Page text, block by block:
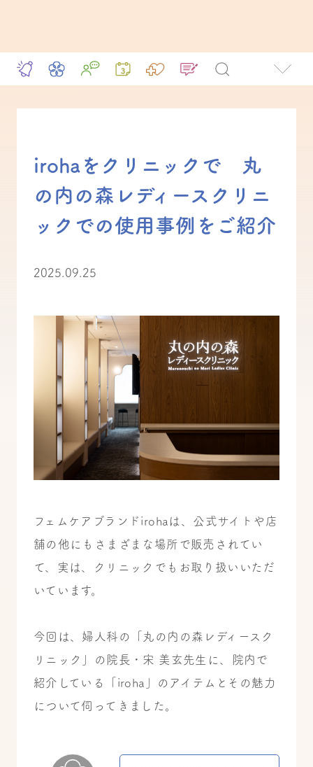
irohaをクリニックで 丸
の内の森レディースクリニ
ックでの使用事例をご紹介
2025.09.25
フェムケアブランドirohaは、公式サイトや店
舗の他にもさまざまな場所で販売されてい
て、実は、クリニックでもお取り扱いいただ
いています。
今回は、婦人科の「丸の内の森レディースク
リニック」の院長・宋 美玄先生に、院内で
紹介している「iroha」のアイテムとその魅力
について伺ってきました。